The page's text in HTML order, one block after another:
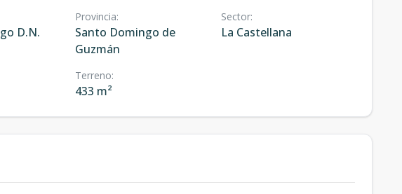
D.N.
Provincia:
Santo Domingo de
Guzmán
Sector:
La Castellana
Terreno:
433 m²